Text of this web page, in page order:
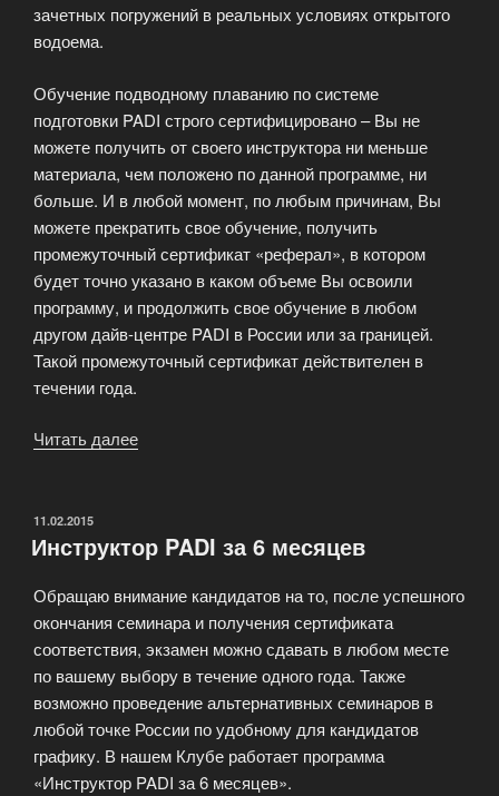
зачетных погружений в реальных условиях открытого
водоема.
Обучение подводному плаванию по системе
подготовки PADI строго сертифицировано – Вы не
можете получить от своего инструктора ни меньше
материала, чем положено по данной программе, ни
больше. И в любой момент, по любым причинам, Вы
можете прекратить свое обучение, получить
промежуточный сертификат «реферал», в котором
будет точно указано в каком объеме Вы освоили
программу, и продолжить свое обучение в любом
другом дайв-центре PADI в России или за границей.
Такой промежуточный сертификат действителен в
течении года.
Читать далее
ОПУБЛИКОВАНО
11.02.2015
Инструктор PADI за 6 месяцев
Обращаю внимание кандидатов на то, после успешного
окончания семинара и получения сертификата
соответствия, экзамен можно сдавать в любом месте
по вашему выбору в течение одного года. Также
возможно проведение альтернативных семинаров в
любой точке России по удобному для кандидатов
графику. В нашем Клубе работает программа
«Инструктор PADI за 6 месяцев».